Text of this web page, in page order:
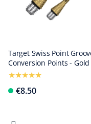
Target Swiss Point
Conversion Points - Gold
€8.50